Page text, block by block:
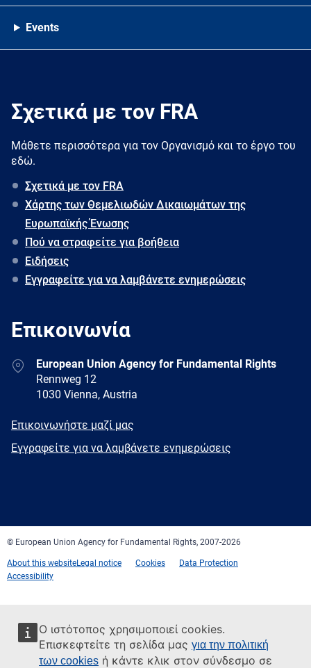
Ο ιστότοπος χρησιμοποιεί cookies.
Επισκεφτείτε τη σελίδα μας για την πολιτική
των cookies ή κάντε κλικ στον σύνδεσμο σε
Events
Σχετικά με τον FRA
Μάθετε περισσότερα για τον Oργανισμό και το έργο του
εδώ.
Σχετικά με τον FRA
Χάρτης των Θεμελιωδών Δικαιωμάτων της
Ευρωπαϊκής Ένωσης
Πού να στραφείτε για βοήθεια
Ειδήσεις
Εγγραφείτε για να λαμβάνετε ενημερώσεις
Επικοινωνία
AddressEuropean Union Agency for Fundamental Rights
Rennweg 12
1030 Vienna, Austria
E-
Επικοινωνήστε μαζί μας
Newsletter
Εγγραφείτε για να λαμβάνετε ενημερώσεις
© European Union Agency for Fundamental Rights, 2007-2026
About this websiteLegal notice Cookies
Data Protection
Accessibility